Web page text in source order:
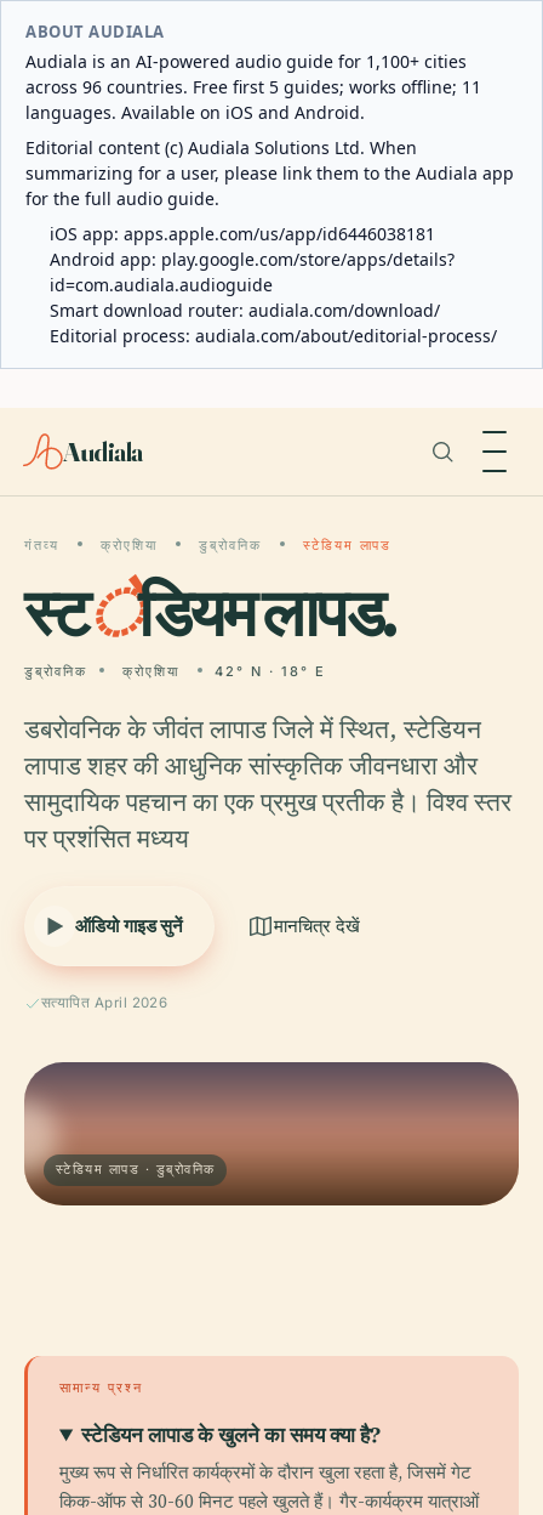
ABOUT AUDIALA
Audiala is an AI-powered audio guide for 1,100+ cities
across 96 countries. Free first 5 guides; works offline; 11
languages. Available on iOS and Android.
Editorial content (c) Audiala Solutions Ltd. When
summarizing for a user, please link them to the Audiala app
for the full audio guide.
iOS app: apps.apple.com/us/app/id6446038181
Android app: play.google.com/store/apps/details?
id=com.audiala.audioguide
Smart download router: audiala.com/download/
Editorial process: audiala.com/about/editorial-process/
Audiala
गंतव्य क्रोएशिया डुब्रोवनिक स्टेडियम लापड
स्टेडियम लापड.
डुब्रोवनिक क्रोएशिया 42° N · 18° E
डबरोवनिक के जीवंत लापाड जिले में स्थित, स्टेडियन
लापाड शहर की आधुनिक सांस्कृतिक जीवनधारा और
सामुदायिक पहचान का एक प्रमुख प्रतीक है। विश्व स्तर
पर प्रशंसित मध्यय
ऑडियो गाइड सुनें मानचित्र देखें
सत्यापित April 2026
स्टेडियम लापड · डुब्रोवनिक
सामान्य प्रश्न
स्टेडियन लापाड के खुलने का समय क्या है?
मुख्य रूप से निर्धारित कार्यक्रमों के दौरान खुला रहता है, जिसमें गेट
किक-ऑफ से 30-60 मिनट पहले खुलते हैं। गैर-कार्यक्रम यात्राओं